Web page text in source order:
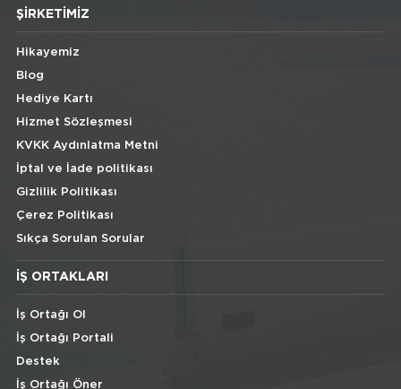
ŞIRKETIMIZ
Hikayemiz
Blog
Hediye Kartı
Hizmet Sözleşmesi
KVKK Aydınlatma Metni
İptal ve İade politikası
Gizlilik Politikası
Çerez Politikası
Sıkça Sorulan Sorular
İŞ ORTAKLARI
İş Ortağı Ol
İş Ortağı Portali
Destek
İş Ortağı Öner